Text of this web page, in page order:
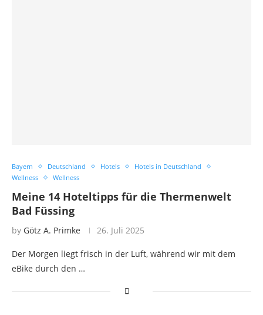
Bayern Deutschland Hotels
Hotels in Deutschland
Wellness
Wellness
Meine 14 Hoteltipps für die Thermenwelt
Bad Füssing
by Götz A. Primke 26. Juli 2025
Der Morgen liegt frisch in der Luft, während wir mit dem
eBike durch den …